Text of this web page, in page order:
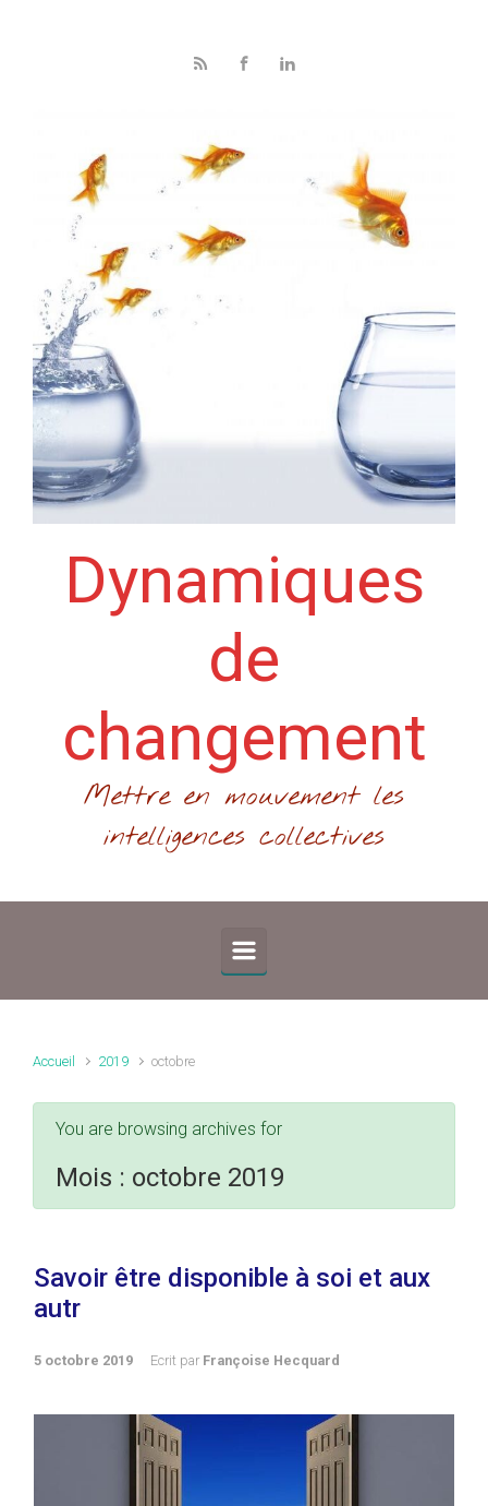
Dynamiques
de
changement
Mettre en mouvement les
intelligences collectives
Accueil 2019 octobre
You are browsing archives for
Mois : octobre 2019
Savoir être disponible à soi et aux
autr
5 octobre 2019 Ecrit par Françoise Hecquard